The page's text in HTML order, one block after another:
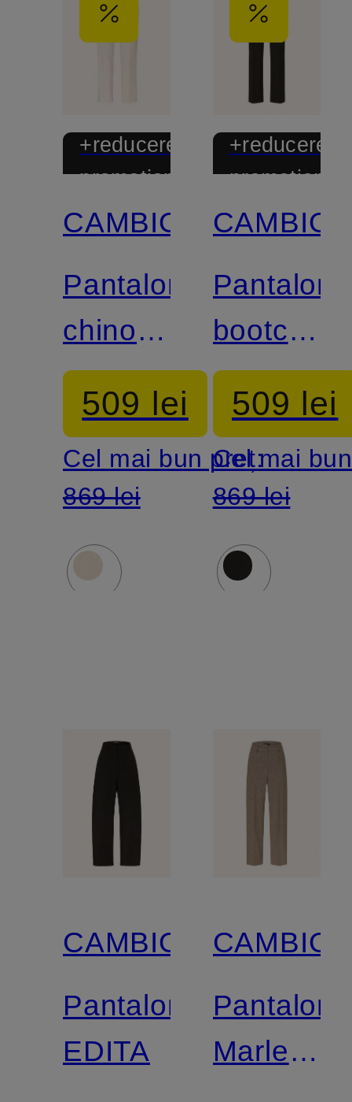
+reducere
promoțională
CAMBIO
Pantaloni
chino
KRYSTAL
509 lei
Cel mai bun preț:
869 lei
+reducere
CAMBIO
Pantaloni
bootcut
FARAH
509 lei
Cel mai
869 lei
CAMBIO
Pantaloni
EDITA
CAMBIO
Pantaloni
Marlene